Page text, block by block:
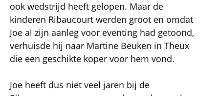
ook wedstrijd heeft gelopen. Maar de
kinderen Ribaucourt werden groot en omdat
Joe al zijn aanleg voor eventing had getoond,
verhuisde hij naar Martine Beuken in Theux
die een geschikte koper voor hem vond.
Joe heeft dus niet veel jaren bij de